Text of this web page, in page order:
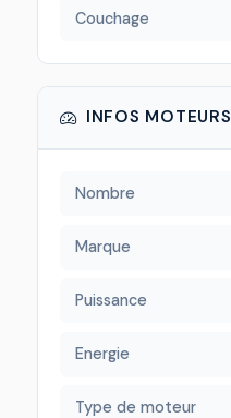
Couchage
INFOS MOTEURS
Nombre
Marque
Puissance
Energie
Type de moteur